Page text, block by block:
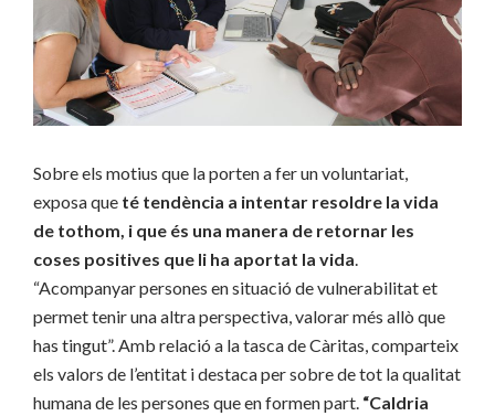
Sobre els motius que la porten a fer un voluntariat,
exposa que té tendència a intentar resoldre la vida
de tothom, i que és una manera de retornar les
coses positives que li ha aportat la vida.
“Acompanyar persones en situació de vulnerabilitat et
permet tenir una altra perspectiva, valorar més allò que
has tingut”. Amb relació a la tasca de Càritas, comparteix
els valors de l’entitat i destaca per sobre de tot la qualitat
humana de les persones que en formen part. “Caldria